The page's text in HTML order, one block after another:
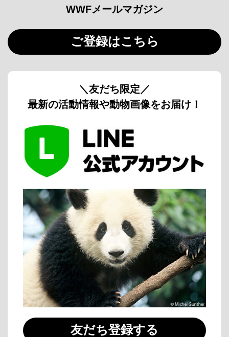
WWFメールマガジン
ご登録はこちら
＼友だち限定／
最新の活動情報や動物画像をお届け！
友だち登録する